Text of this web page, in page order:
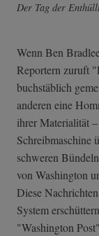
Der Tag der
Wenn Ben
Reportern zuruft
buchstäblich
anderen eine
ihrer Materialität
Schreibmaschine
schweren
von Washington
Diese
System
"Washington